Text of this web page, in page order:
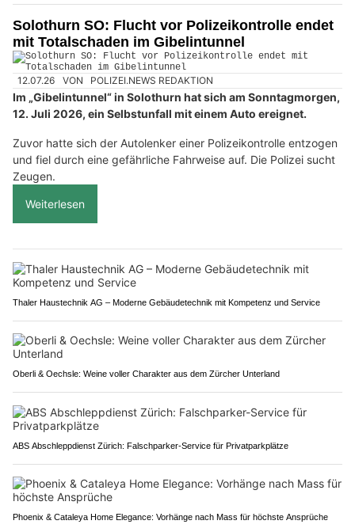
Solothurn SO: Flucht vor Polizeikontrolle endet
mit Totalschaden im Gibelintunnel
12.07.26 VON POLIZEI.NEWS REDAKTION
Im „Gibelintunnel“ in Solothurn hat sich am Sonntagmorgen,
12. Juli 2026, ein Selbstunfall mit einem Auto ereignet.
Zuvor hatte sich der Autolenker einer Polizeikontrolle entzogen
und fiel durch eine gefährliche Fahrweise auf. Die Polizei sucht
Zeugen.
Weiterlesen
Thaler Haustechnik AG – Moderne Gebäudetechnik mit Kompetenz und Service
Oberli & Oechsle: Weine voller Charakter aus dem Zürcher Unterland
ABS Abschleppdienst Zürich: Falschparker-Service für Privatparkplätze
Phoenix & Cataleya Home Elegance: Vorhänge nach Mass für höchste Ansprüche